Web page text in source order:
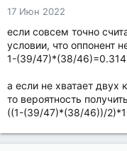
17 Июн 2022
если совсем точно
условии, что оппонент
1-(39/47)*(38/
а если не хватает двух
то вероятность
((1-(39/47)*(38/46))/